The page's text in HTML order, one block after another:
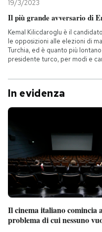
19/3/2023
Il più grande avversario di
Kemal Kilicdaroglu è il
le opposizioni alle elezioni di
Turchia, ed è quanto più lontano
presidente turco, per modi e
In evidenza
Il cinema italiano comincia
problema di cui nessuno